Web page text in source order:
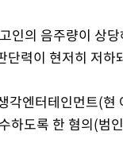
인의 음주량이 상
력이 현저히 저
각엔터테인먼트(
하도록 한 혐의(범